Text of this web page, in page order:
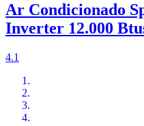
Ar Condicionado
Inverter 12.000
4.1